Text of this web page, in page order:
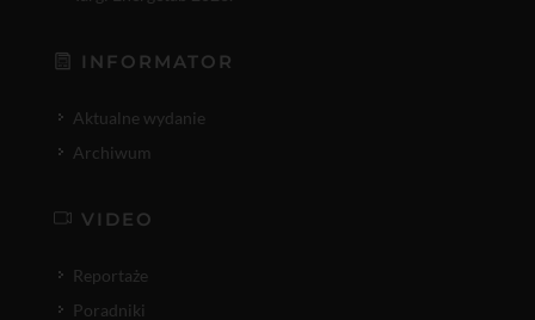
INFORMATOR
Aktualne wydanie
Archiwum
VIDEO
Reportaże
Poradniki